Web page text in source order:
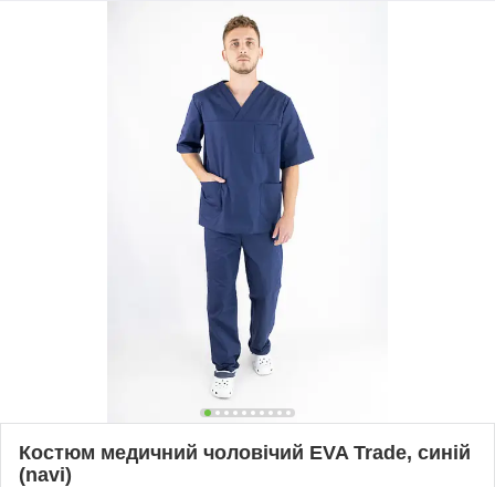
Костюм медичний чоловічий EVA Trade, синій
(navi)